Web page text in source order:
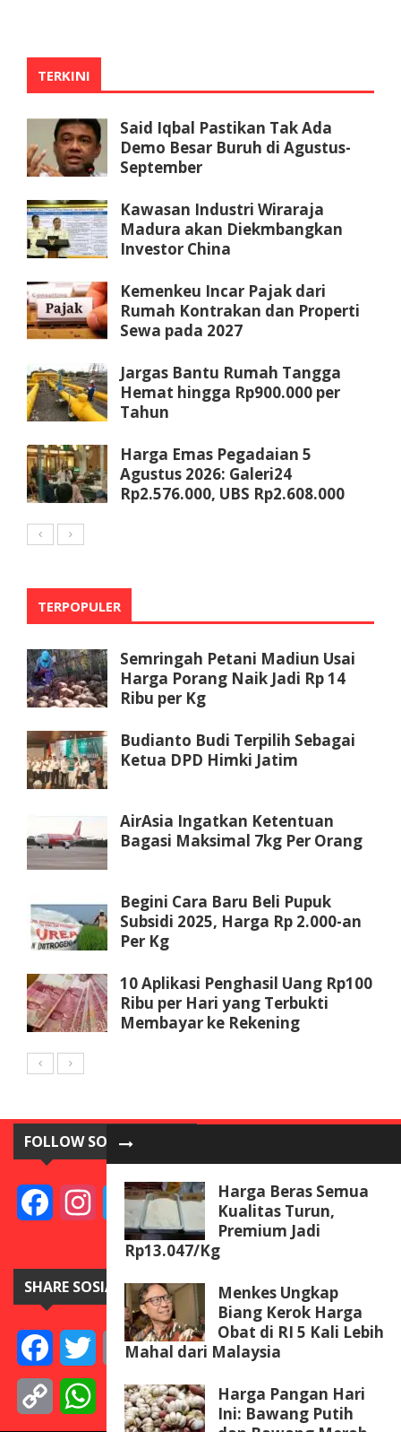
Harga Beras Semua
Kualitas Turun,
Premium Jadi
Rp13.047/Kg
Menkes Ungkap
Biang Kerok Harga
Obat di RI 5 Kali Lebih
Mahal dari Malaysia
Harga Pangan Hari
Ini: Bawang Putih
TERKINI
Said Iqbal Pastikan Tak Ada
Demo Besar Buruh di Agustus-
September
Kawasan Industri Wiraraja
Madura akan Diekmbangkan
Investor China
Kemenkeu Incar Pajak dari
Rumah Kontrakan dan Properti
Sewa pada 2027
Jargas Bantu Rumah Tangga
Hemat hingga Rp900.000 per
Tahun
Harga Emas Pegadaian 5
Agustus 2026: Galeri24
Rp2.576.000, UBS Rp2.608.000
TERPOPULER
Semringah Petani Madiun Usai
Harga Porang Naik Jadi Rp 14
Ribu per Kg
Budianto Budi Terpilih Sebagai
Ketua DPD Himki Jatim
AirAsia Ingatkan Ketentuan
Bagasi Maksimal 7kg Per Orang
Begini Cara Baru Beli Pupuk
Subsidi 2025, Harga Rp 2.000-an
Per Kg
10 Aplikasi Penghasil Uang Rp100
Ribu per Hari yang Terbukti
Membayar ke Rekening
FOLLOW SOSIAL MEDIA
FacebookInstagramTwitterYouTube
SHARE SOSIAL MEDIA
FacebookTwitterEmail TelegramLine Messenger
Copy WhatsApp